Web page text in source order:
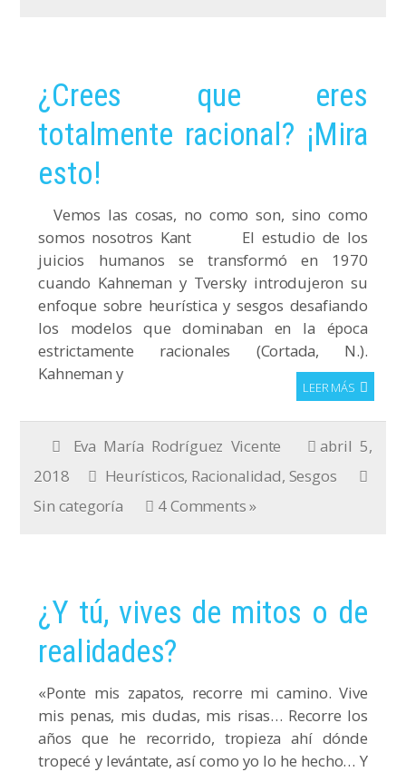
¿Crees que eres
totalmente racional? ¡Mira
esto!
Vemos las cosas, no como son, sino como
somos nosotros Kant El estudio de los
juicios humanos se transformó en 1970
cuando Kahneman y Tversky introdujeron su
enfoque sobre heurística y sesgos desafiando
los modelos que dominaban en la época
estrictamente racionales (Cortada, N.).
Kahneman y
LEER MÁS
Eva María Rodríguez Vicente
abril 5,
2018
Heurísticos, Racionalidad, Sesgos
Sin categoría
4 Comments »
¿Y tú, vives de mitos o de
realidades?
«Ponte mis zapatos, recorre mi camino. Vive
mis penas, mis dudas, mis risas… Recorre los
años que he recorrido, tropieza ahí dónde
tropecé y levántate, así como yo lo he hecho… Y